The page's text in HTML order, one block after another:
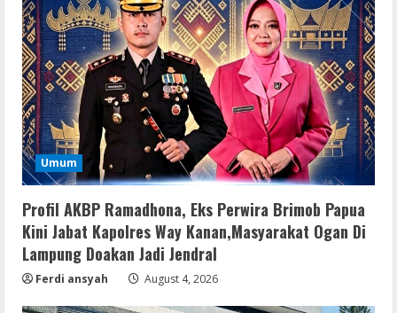
Umum
Profil AKBP Ramadhona, Eks Perwira Brimob Papua
Kini Jabat Kapolres Way Kanan,Masyarakat Ogan Di
Lampung Doakan Jadi Jendral
Ferdi ansyah August 4, 2026
Serialers